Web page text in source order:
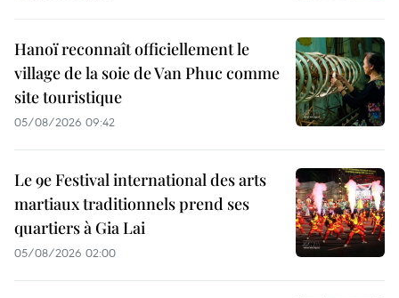
Hanoï reconnaît officiellement le
village de la soie de Van Phuc comme
site touristique
05/08/2026 09:42
Le 9e Festival international des arts
martiaux traditionnels prend ses
quartiers à Gia Lai
05/08/2026 02:00